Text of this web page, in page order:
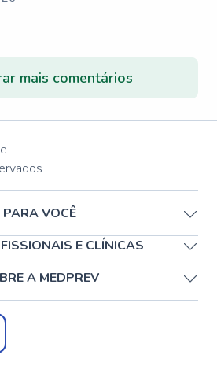
mais comentários
PARA VOCÊ
E CLÍNICAS
A MEDPREV